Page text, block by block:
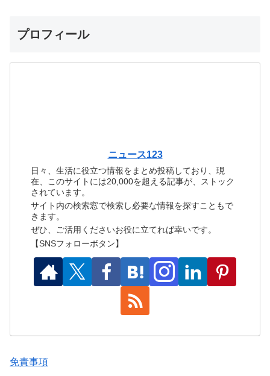
プロフィール
ニュース123
日々、生活に役立つ情報をまとめ投稿しており、現
在、このサイトには20,000を超える記事が、ストック
されています。
サイト内の検索窓で検索し必要な情報を探すこともで
きます。
ぜひ、ご活用くださいお役に立てれば幸いです。
【SNSフォローボタン】
免責事項